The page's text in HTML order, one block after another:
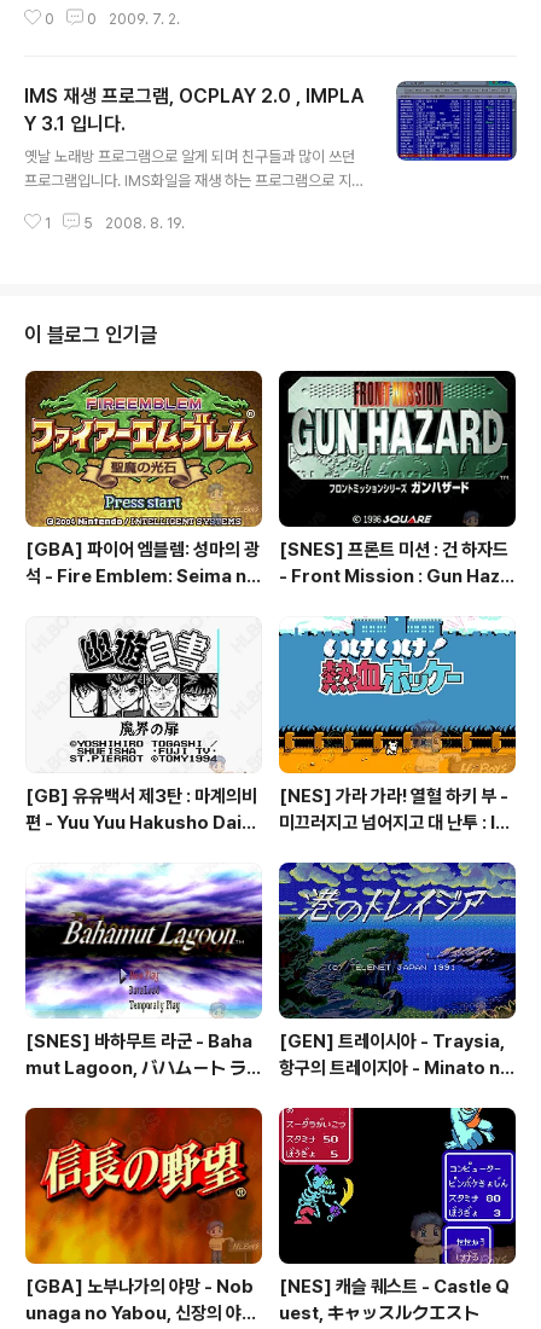
0 0 2009. 7. 2.
IMS 재생 프로그램, OCPLAY 2.0 , IMPLA
Y 3.1 입니다.
옛날 노래방 프로그램으로 알게 되며 친구들과 많이 쓰던
프로그램입니다. IMS화일을 재생 하는 프로그램으로 지금
유틸(일기장, 가계부) 등에도 종종 쓰이던 IMS 화일을 재
은 플레이어와 같은 폴더에 넣어주시고 IMS화일들은 플레
이어가 설치된 폴더의 하위폴더로 넣어주시면 편리합니다.
DOSBOX로 실행하시면 그 시절을 느낄 수 있습니다.
1 5 2008. 8. 19.
이 블로그 인기글
[GBA] 파이어 엠블렘: 성마의 광
석 - Fire Emblem: Seima no
ム 聖魔の光石, 파이어 엠블렘:
더 세이크리드 스톤즈 - Fire Em
blem: The Sacred Stones
[SNES] 프론트 미션 : 건 하자드
- Front Mission : Gun Haza
ズ ガンハザード
[GB] 유유백서 제3탄 : 마계의비
편 - Yuu Yuu Hakusho Dai-3
☆遊☆白書 第3弾 魔界の扉編
[NES] 가라 가라! 열혈 하키 부 -
미끄러지고 넘어지고 대 난투 : Ik
- Subette Koronde Dai Ran
tou, いけいけ熱血ホッケー部
すべってころんで大乱闘
[SNES] 바하무트 라군 - Baha
mut Lagoon, バハムート ラ
[GEN] 트레이시아 - Traysia,
항구의 트레이지아 - Minato no
[GBA] 노부나가의 야망 - Nob
unaga no Yabou, 신장의 야망
[NES] 캐슬 퀘스트 - Castle Q
uest, キャッスルクエスト